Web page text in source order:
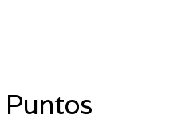
Puntos